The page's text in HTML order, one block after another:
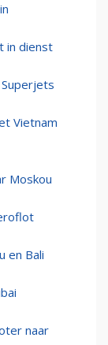
in dienst
Vietnam
Moskou
en Bali
naar